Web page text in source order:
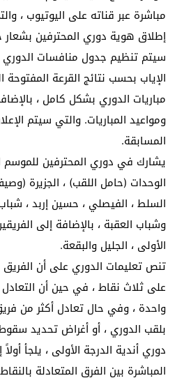
مباشرة عبر قناته على اليوتيوب ،
إطلاق هوية دوري المحترفين بشعار
سيتم تنظيم جدول منافسات الدوري
الإياب بحسب نتائج القرعة
مباريات الدوري بشكل كامل ،
ومواعيد المباريات. والتي سيتم
المسابقة.
الوحدات (حامل اللقب) ، الجزيرة
السلط ، الفيصلي ، حسين إربد ،
وشباب العقبة ، بالإضافة إلى
الأولى ، الجليل والبقعة.
تنص تعليمات الدوري على أن الفريق
على ثلاث نقاط ، في حين أن
واحدة ، وفي حال تعادل أكثر من
بلقب الدوري ، أو أغراض تحديد
دوري أندية الدرجة الأولى ، يلجأ
المباشرة بين الفرق المتعادلة